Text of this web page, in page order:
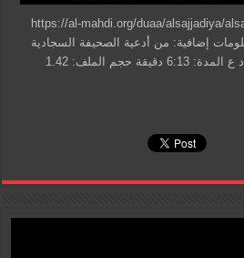
https://al-mahdi.org/duaa/alsajjadiya/
إضافية: من أدعية الصحيفة السجادية
للإمام علي بن الحسين السجاد ع المدة: 6:13 دقيقة حجم الملف: 1.42